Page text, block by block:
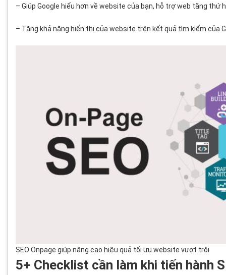
– Giúp Google hiểu hơn về website của bạn, hỗ trợ web tăng thứ
– Tăng khả năng hiển thị của website trên kết quả tìm kiếm của
SEO Onpage giúp nâng cao hiệu quả tối ưu website vượt trội
5+ Checklist cần làm khi tiến hành